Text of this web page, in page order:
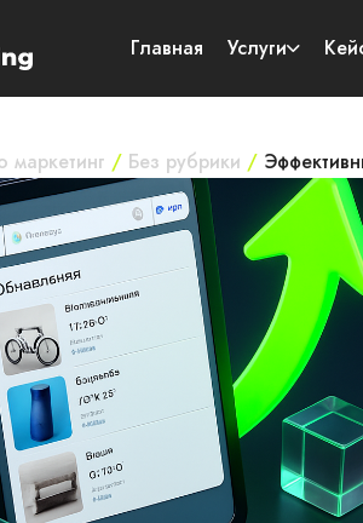
Главная Услуги
маркетинг / Без рубрики /